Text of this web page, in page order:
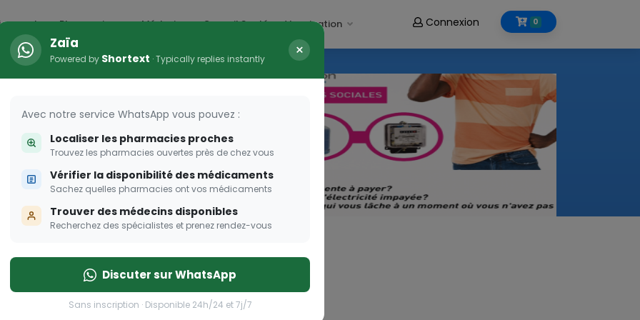
Pharmacies Médecins Conseil Santé Vaccination 0
Connexion
Dream
à pique!
Zaïa
Powered by Shortext · Typically replies instantly ×
Avec notre service WhatsApp vous pouvez :
Localiser les pharmacies proches
Trouvez les pharmacies ouvertes près de chez vous
Vérifier la disponibilité des médicaments
Sachez quelles pharmacies ont vos médicaments
Trouver des médecins disponibles
Recherchez des spécialistes et prenez rendez-vous
Discuter sur WhatsApp
Sans inscription · Disponible 24h/24 et 7j/7